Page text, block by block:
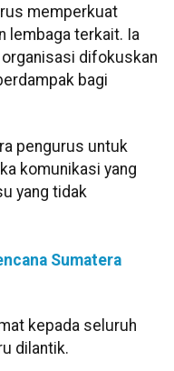
memperkuat
lembaga terkait. Ia
difokuskan
bagi
pengurus untuk
komunikasi yang
yang tidak
Sumatera
kepada seluruh
dilantik.